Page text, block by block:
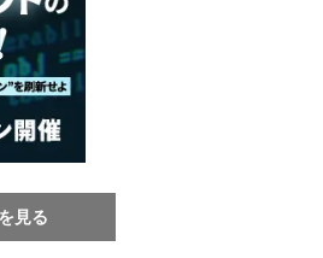
見る